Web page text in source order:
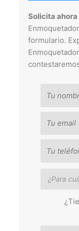
Solicita ahora
formulario.